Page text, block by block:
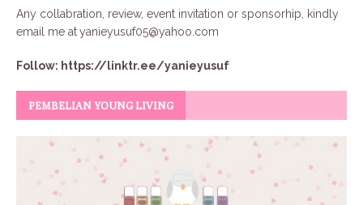
Any collabration, review, event invitation or sponsorhip, kindly
email me atyanieyusuf05@yahoo.com
Follow: https://linktr.ee/yanieyusuf
PEMBELIAN YOUNG LIVING